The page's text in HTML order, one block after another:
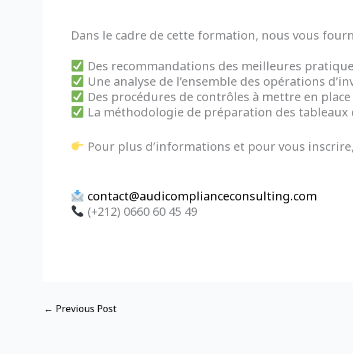
Dans le cadre de cette formation, nous vous
Des recommandations des meilleures
Une analyse de l’ensemble des opérations
Des procédures de contrôles à mettre en
La méthodologie de préparation des tableaux
Pour plus d’informations et pour vous
contact@audicomplianceconsulting.com
(+212) 0660 60 45 49
← Previous Post